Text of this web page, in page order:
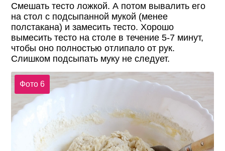
Смешать тесто ложкой. А потом вывалить его
на стол с подсыпанной мукой (менее
полстакана) и замесить тесто. Хорошо
вымесить тесто на столе в течение 5-7 минут,
чтобы оно полностью отлипало от рук.
Слишком подсыпать муку не следует.
Фото 6